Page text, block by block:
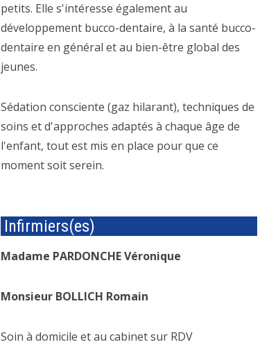
petits. Elle s'intéresse également au
développement bucco-dentaire, à la santé bucco-
dentaire en général et au bien-être global des
jeunes.
Sédation consciente (gaz hilarant), techniques de
soins et d'approches adaptés à chaque âge de
l'enfant, tout est mis en place pour que ce
moment soit serein.
Infirmiers(es)
Madame PARDONCHE Véronique
Monsieur BOLLICH Romain
Soin à domicile et au cabinet sur RDV